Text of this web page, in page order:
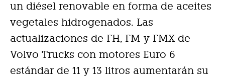
un diésel renovable en forma de aceites
vegetales hidrogenados. Las
actualizaciones de FH, FM y FMX de
Volvo Trucks con motores Euro 6
estándar de 11 y 13 litros aumentarán su